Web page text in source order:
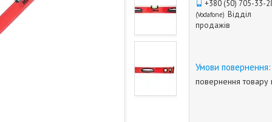
+380 (50) 705-33-
Vodafone Відділ
продажів
повернення